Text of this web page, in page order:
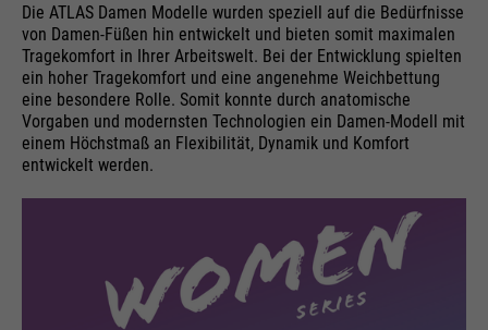
Die ATLAS Damen Modelle wurden speziell auf die Bedürfnisse
von Damen-Füßen hin entwickelt und bieten somit maximalen
Tragekomfort in Ihrer Arbeitswelt. Bei der Entwicklung spielten
ein hoher Tragekomfort und eine angenehme Weichbettung
eine besondere Rolle. Somit konnte durch anatomische
Vorgaben und modernsten Technologien ein Damen-Modell mit
einem Höchstmaß an Flexibilität, Dynamik und Komfort
entwickelt werden.